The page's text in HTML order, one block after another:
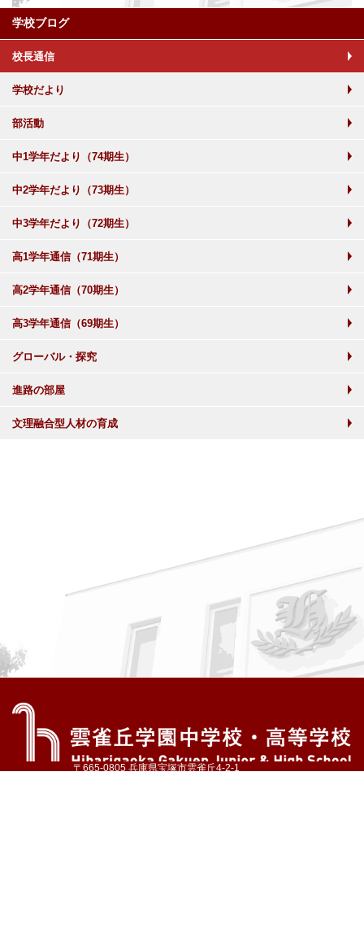
学校ブログ
校長通信
学校だより
部活動
中1学年だより（74期生）
中2学年だより（73期生）
中3学年だより（72期生）
高1学年通信（71期生）
高2学年通信（70期生）
高3学年通信（69期生）
グローバル・探究
進路の部屋
文理融合型人材の育成
〒665-0805 兵庫県宝塚市雲雀丘4-2-1